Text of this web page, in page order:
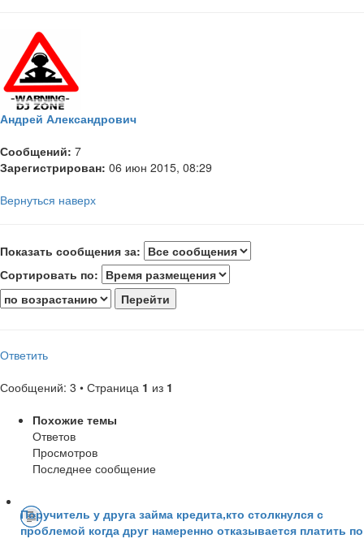
Андрей Александрович
Сообщений: 7
Зарегистрирован: 06 июн 2015, 08:29
Вернуться наверх
Показать сообщения за:
Сортировать по:
Ответить
Сообщений: 3 • Страница 1 из 1
Похожие темы
Ответов
Просмотров
Последнее сообщение
Поручитель у друга займа кредита,кто столкнулся с
проблемой когда друг намеренно отказывается платить по